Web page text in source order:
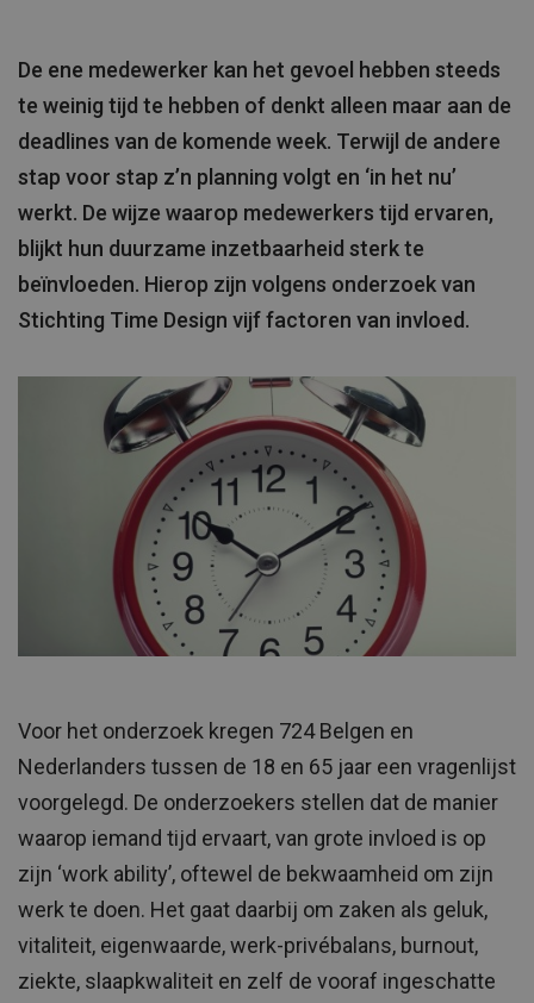
De ene medewerker kan het gevoel hebben steeds
te weinig tijd te hebben of denkt alleen maar aan de
deadlines van de komende week. Terwijl de andere
stap voor stap z’n planning volgt en ‘in het nu’
werkt. De wijze waarop medewerkers tijd ervaren,
blijkt hun duurzame inzetbaarheid sterk te
beïnvloeden. Hierop zijn volgens onderzoek van
Stichting Time Design vijf factoren van invloed.
Voor het onderzoek kregen 724 Belgen en
Nederlanders tussen de 18 en 65 jaar een vragenlijst
voorgelegd. De onderzoekers stellen dat de manier
waarop iemand tijd ervaart, van grote invloed is op
zijn ‘work ability’, oftewel de bekwaamheid om zijn
werk te doen. Het gaat daarbij om zaken als geluk,
vitaliteit, eigenwaarde, werk-privébalans, burnout,
ziekte, slaapkwaliteit en zelf de vooraf ingeschatte